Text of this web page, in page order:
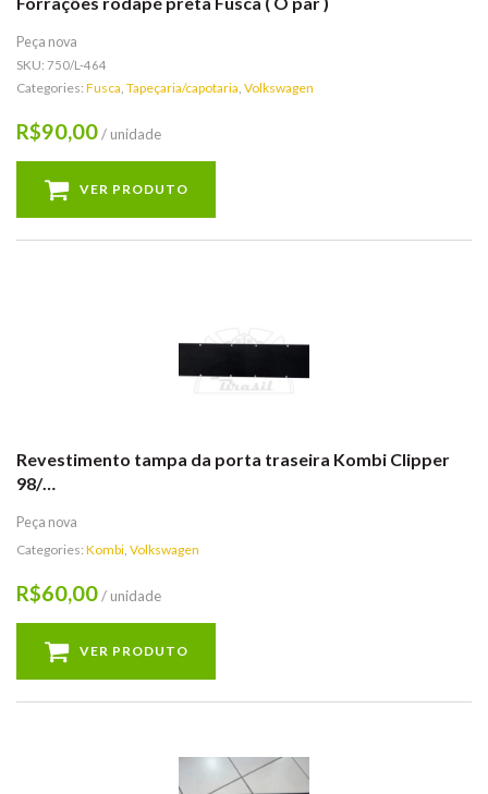
Peça nova
SKU: 750/L-464
Categories: Fusca, Tapeçaria/capotaria, Volkswagen
R$90,00/ unidade
VER PRODUTO
Revestimento tampa da porta traseira Kombi Clipper
98/…
Peça nova
Categories: Kombi, Volkswagen
R$60,00/ unidade
VER PRODUTO